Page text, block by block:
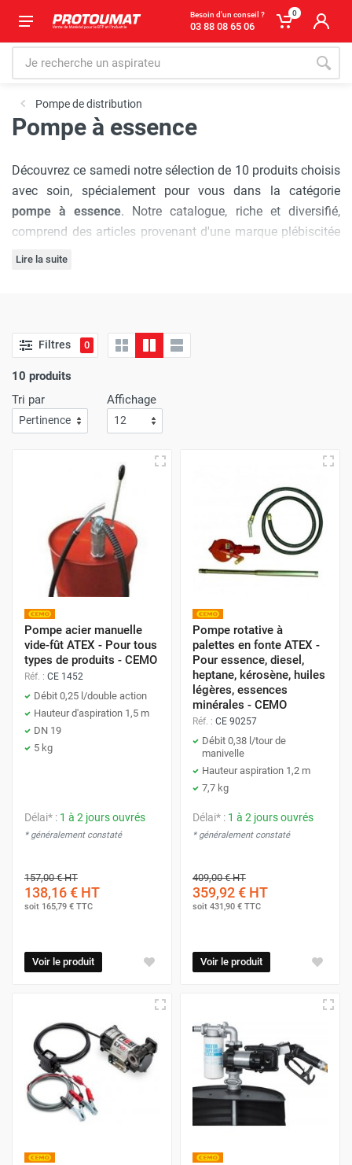
Besoin d'un conseil ?
03 88 08 65 06
0
Pompe de distribution
Pompe à essence
Découvrez ce samedi notre sélection de 10 produits choisis
avec soin, spécialement pour vous dans la catégorie
pompe à essence. Notre catalogue, riche et diversifié,
comprend des articles provenant d'une marque plébiscitée
par les professionnels :
expérience d'achat où chaque visite est synonyme
d'économie.L'efficacité de notre service de livraison est
une priorité absolue
rapidement et sans le moindre souci !
Avec Protoumat,bénéficiez d'un shopping qui allie à la
perfection des prix avantageux
et une livraison dont la rapidité vous surprendra
à chaque commande
Lire la suite
Filtres 0
10 produits
Tri par
Affichage
Pompe acier manuelle
vide-fût ATEX - Pour tous
types de produits - CEMO
Réf. : CE 1452
Débit 0,25 l/double action
Hauteur d'aspiration 1,5 m
DN 19
5 kg
Délai* : 1 à 2 jours ouvrés
* généralement constaté
157,00 €HT
138,16 € HT
soit 165,79 € TTC
Voir le produit
Pompe rotative à
palettes en fonte ATEX -
Pour essence, diesel,
heptane, kérosène, huiles
légères, essences
minérales - CEMO
Réf. : CE 90257
Débit 0,38 l/tour de
manivelle
Hauteur aspiration 1,2 m
7,7 kg
Délai* : 1 à 2 jours ouvrés
* généralement constaté
409,00 €HT
359,92 € HT
soit 431,90 € TTC
Voir le produit